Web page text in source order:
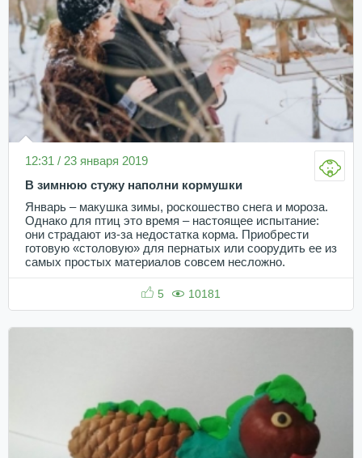
12:31 / 23 января 2019
В зимнюю стужу наполни кормушки
Январь – макушка зимы, роскошество снега и мороза.
Однако для птиц это время – настоящее испытание:
они страдают из-за недостатка корма. Приобрести
готовую «столовую» для пернатых или соорудить ее из
самых простых материалов совсем несложно.
5 10181